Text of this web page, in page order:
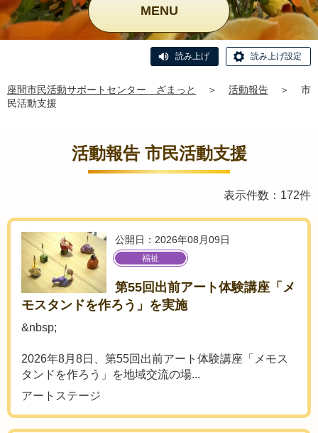
MENU
読み上げ 読み上げ設定
座間市民活動サポートセンター ざまっと ＞ 活動報告 ＞
市
民活動支援
活動報告 市民活動支援
表示件数：172件
公開日：2026年08月09日
福祉
第55回出前アート体験講座「メ
モスタンドを作ろう」を実施
&nbsp;
2026年8月8日、第55回出前アート体験講座「メモス
タンドを作ろう」を地域交流の場...
アートステージ